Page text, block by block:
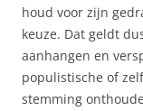
houd voor zijn
keuze. Dat geldt
aanhangen en
populistische of
stemming